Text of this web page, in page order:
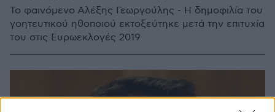
Το φαινόμενο Αλέξης Γεωργούλης - Η δημοφιλία του
γοητευτικού ηθοποιού εκτοξεύτηκε μετά την επιτυχία
του στις Ευρωεκλογές 2019